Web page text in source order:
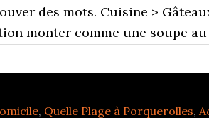
des mots. Cuisine >
monter comme une soupe
, Quelle Plage à Porquerolles,